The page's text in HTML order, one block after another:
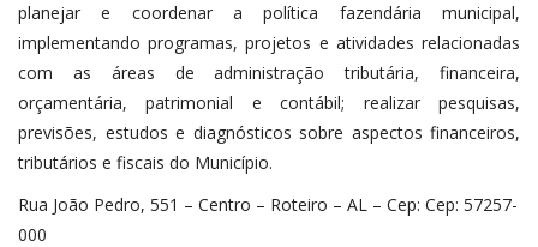
planejar e coordenar a política fazendária municipal,
implementando programas, projetos e atividades relacionadas
com as áreas de administração tributária, financeira,
orçamentária, patrimonial e contábil; realizar pesquisas,
previsões, estudos e diagnósticos sobre aspectos financeiros,
tributários e fiscais do Município.
Rua João Pedro, 551 – Centro – Roteiro – AL – Cep: Cep: 57257-
000